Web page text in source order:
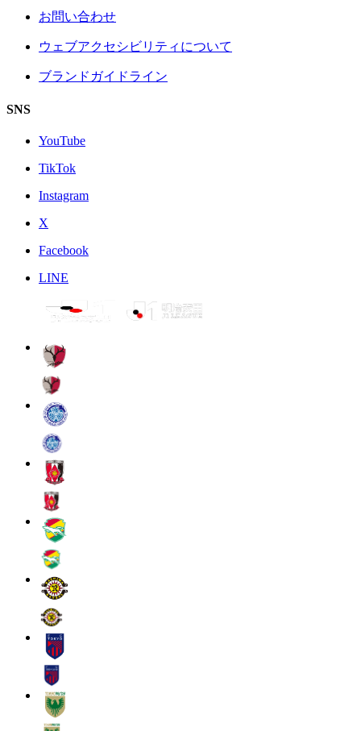
お問い合わせ
ウェブアクセシビリティについて
ブランドガイドライン
SNS
YouTube
TikTok
Instagram
X
Facebook
LINE